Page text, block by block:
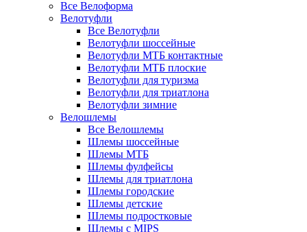
Все Велоформа
Велотуфли
Все Велотуфли
Велотуфли шоссейные
Велотуфли МТБ контактные
Велотуфли МТБ плоские
Велотуфли для туризма
Велотуфли для триатлона
Велотуфли зимние
Велошлемы
Все Велошлемы
Шлемы шоссейные
Шлемы МТБ
Шлемы фулфейсы
Шлемы для триатлона
Шлемы городские
Шлемы детские
Шлемы подростковые
Шлемы с MIPS